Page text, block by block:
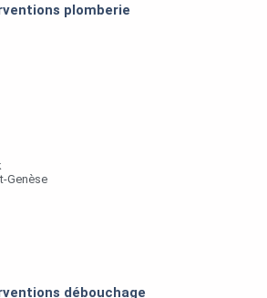
plomberie
Genèse
débouchage